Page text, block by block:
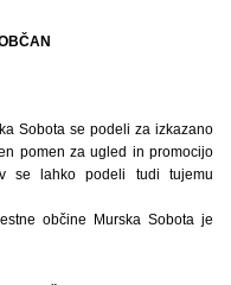
Sobota se podeli za izkazano
pomen za ugled in promocijo
se lahko podeli tudi tujemu
občine Murska Sobota je